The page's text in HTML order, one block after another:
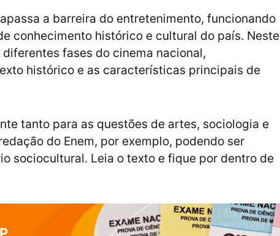
a barreira do entretenimento, funcionando
conhecimento histórico e cultural do país. Neste
fases do cinema nacional,
histórico e as características principais de
tanto para as questões de artes, sociologia e
do Enem, por exemplo, podendo ser
sociocultural. Leia o texto e fique por dentro de